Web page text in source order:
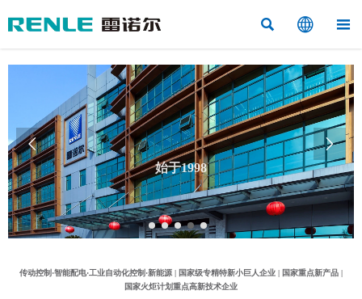
  
始于1998
“工业控制与应用电气”的专业制造商
 
传动控制·智能配电·工业自动化控制·新能源 | 国家级专精特新小巨人企业 | 国家重点新产品 |
国家火炬计划重点高新技术企业